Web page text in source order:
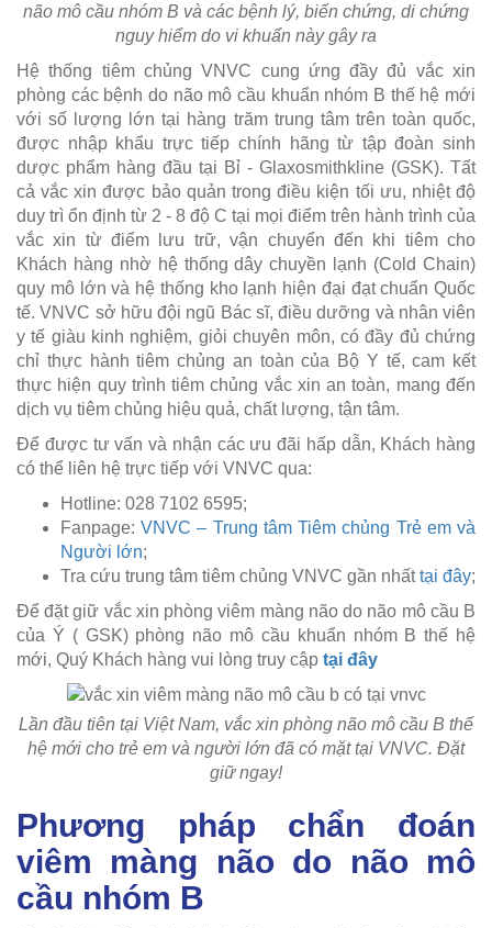
não mô cầu nhóm B và các bệnh lý, biến chứng, di chứng
nguy hiểm do vi khuẩn này gây ra
Hệ thống tiêm chủng VNVC cung ứng đầy đủ vắc xin
phòng các bệnh do não mô cầu khuẩn nhóm B thế hệ mới
với số lượng lớn tại hàng trăm trung tâm trên toàn quốc,
được nhập khẩu trực tiếp chính hãng từ tập đoàn sinh
dược phẩm hàng đầu tại Bỉ - Glaxosmithkline (GSK). Tất
cả vắc xin được bảo quản trong điều kiện tối ưu, nhiệt độ
duy trì ổn định từ 2 - 8 độ C tại mọi điểm trên hành trình của
vắc xin từ điểm lưu trữ, vận chuyển đến khi tiêm cho
Khách hàng nhờ hệ thống dây chuyền lạnh (Cold Chain)
quy mô lớn và hệ thống kho lạnh hiện đại đạt chuẩn Quốc
tế. VNVC sở hữu đội ngũ Bác sĩ, điều dưỡng và nhân viên
y tế giàu kinh nghiệm, giỏi chuyên môn, có đầy đủ chứng
chỉ thực hành tiêm chủng an toàn của Bộ Y tế, cam kết
thực hiện quy trình tiêm chủng vắc xin an toàn, mang đến
dịch vụ tiêm chủng hiệu quả, chất lượng, tận tâm.
Để được tư vấn và nhận các ưu đãi hấp dẫn, Khách hàng
có thể liên hệ trực tiếp với VNVC qua:
Hotline: 028 7102 6595;
Fanpage:VNVC – Trung tâm Tiêm chủng Trẻ em và
Người lớn;
Tra cứu trung tâm tiêm chủng VNVC gần nhấttại đây;
Để đặt giữ vắc xin phòng viêm màng não do não mô cầu B
của Ý ( GSK) phòng não mô cầu khuẩn nhóm B thế hệ
mới, Quý Khách hàng vui lòng truy cập tại đây
Lần đầu tiên tại Việt Nam, vắc xin phòng não mô cầu B thế
hệ mới cho trẻ em và người lớn đã có mặt tại VNVC. Đặt
giữ ngay!
Phương pháp chẩn đoán
viêm màng não do não mô
cầu nhóm B